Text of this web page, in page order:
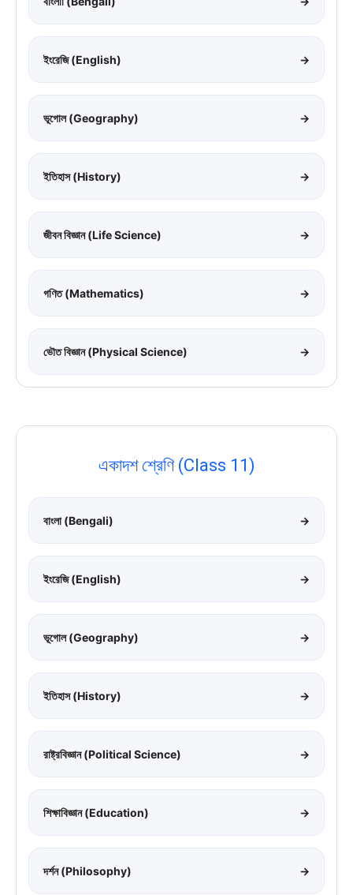
ইংরেজি (English) →
ভূগোল (Geography) →
ইতিহাস (History) →
জীবন বিজ্ঞান (Life Science) →
গণিত (Mathematics) →
ভৌত বিজ্ঞান (Physical Science) →
একাদশ শ্রেণি (Class 11)
বাংলা (Bengali) →
ইংরেজি (English) →
ভূগোল (Geography) →
ইতিহাস (History) →
রাষ্ট্রবিজ্ঞান (Political Science) →
শিক্ষাবিজ্ঞান (Education) →
দর্শন (Philosophy) →